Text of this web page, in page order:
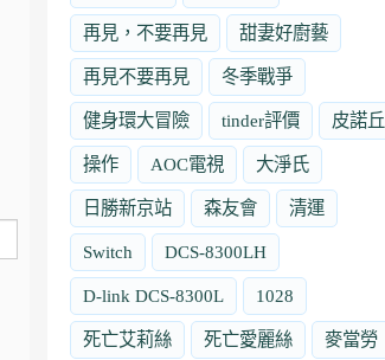
再見，不要再見 甜妻好廚藝
再見不要再見 冬季戰爭
健身環大冒險 tinder評價 皮諾丘
操作 AOC電視 大淨氏
日勝新京站 森友會 清運
Switch DCS-8300LH
D-link DCS-8300L 1028
死亡艾莉絲 死亡愛麗絲 麥當勞